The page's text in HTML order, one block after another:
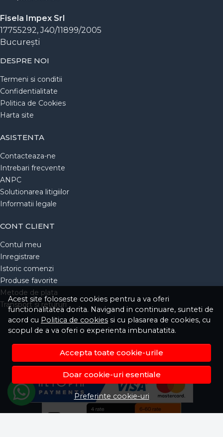
Acest site foloseste cookies pentru a va oferi
functionalitatea dorita. Navigand in continuare, sunteti de
acord cu Politica de cookies si cu plasarea de cookies, cu
scopul de a va oferi o experienta imbunatatita.
Accepta toate cookie-urile
Doar cookie-uri esentiale
Preferinte cookie-uri
Fisela Impex Srl
17755292, J40/11899/2005
Bucureşti
DESPRE NOI
Termeni si conditii
Confidentialitate
Politica de Cookies
Harta site
ASISTENTA
Contacteaza-ne
Intrebari frecvente
ANPC
Solutionarea litigiilor
Informatii legale
CONT CLIENT
Contul meu
Inregistrare
Istoric comenzi
Produse favorite
Metode de plata
Transport si retururi